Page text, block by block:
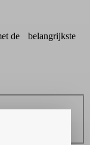
de belangrijkste
met de